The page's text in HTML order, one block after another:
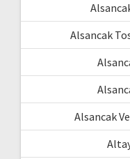
Alsancak
Alsancak